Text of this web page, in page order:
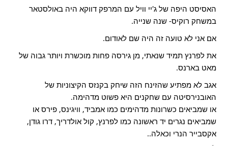
האסיסט היפה של ג'יי וויל עם המרפק דווקא היה באולסטאר
במשחק רוקיס- שנה שנייה.
אם אני לא טועה זה היה שם לאודום.
את לפרנץ תמיד שנאתי, מן גירסה פחות מוכשרת ויותר גבוה של
מאט בארנס.
אגב לא מפתיע שהזינח הזה שיחק בקנזס הקיצוניות של
האובנירסיטה עם שחקנים היא פשוט מדהימה.
או שמביאים כשרונות מדהימים כמו אמביד, וויגינס, פירס או
שמביאים נגרים יד ראשונה כמו לפרנץ, קול אולדריך, דרו גודן,
אקסבייר הנרי וכאלה..